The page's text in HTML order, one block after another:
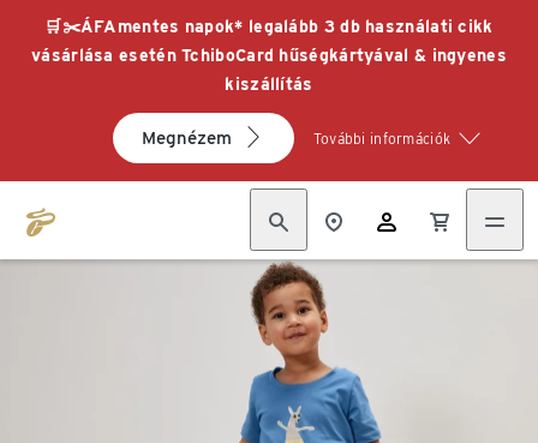
🛒✂️ÁFAmentes napok* legalább 3 db használati cikk
vásárlása esetén TchiboCard hűségkártyával & ingyenes
kiszállítás
Megnézem További információk